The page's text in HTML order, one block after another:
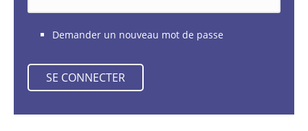
Demander un nouveau mot de passe